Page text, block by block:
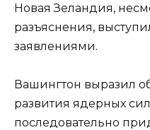
Новая Зеландия,
разъяснения,
заявлениями.
Вашингтон выразил
развития ядерных
последовательно